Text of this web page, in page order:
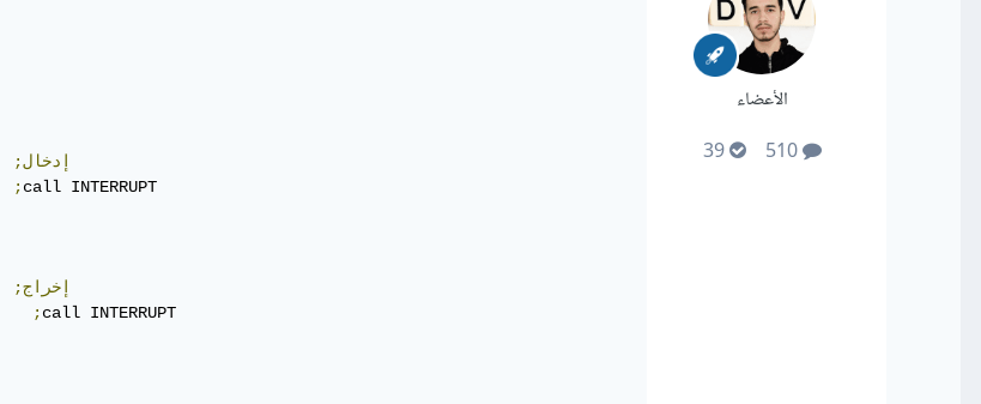
الأعضاء
510
39
;إدخال
;call INTERRUPT
;إخراج
;call INTERRUPT